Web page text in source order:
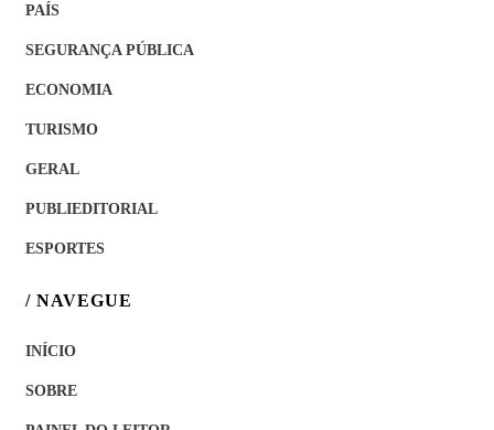
PAÍS
SEGURANÇA PÚBLICA
ECONOMIA
TURISMO
GERAL
PUBLIEDITORIAL
ESPORTES
/ NAVEGUE
INÍCIO
SOBRE